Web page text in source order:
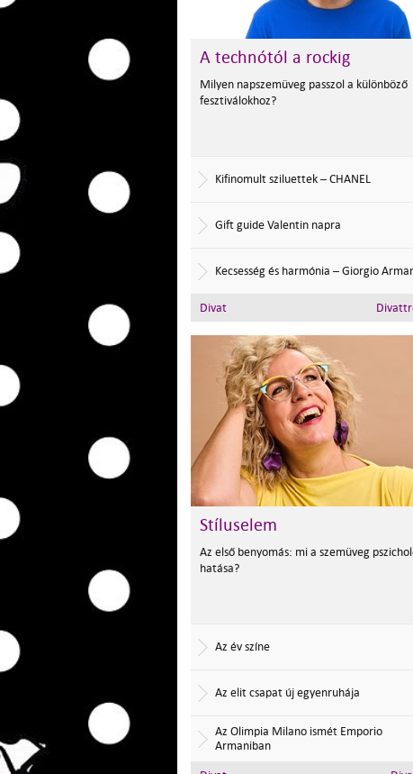
A technótól a rockig
Milyen napszemüveg passzol a különböző
fesztiválokhoz?
Kifinomult sziluettek – CHANEL
Gift guide Valentin napra
Kecsesség és harmónia – Giorgio
Divat
Stíluselem
Az első benyomás: mi a szemüveg
hatása?
Az év színe
Az elit csapat új egyenruhája
Az Olimpia Milano ismét Emporio
Armaniban